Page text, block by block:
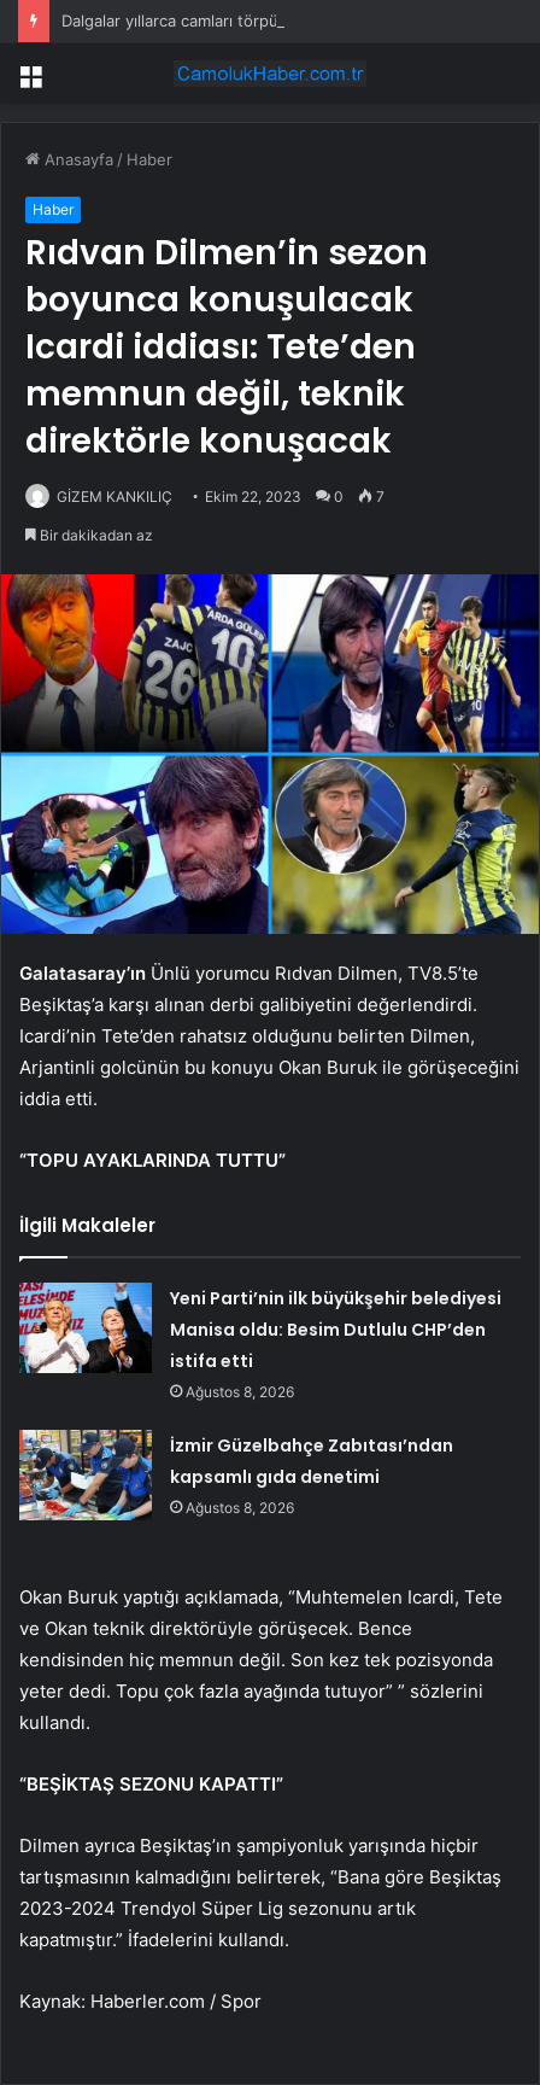
Menü
Anasayfa / Haber
Haber
Rıdvan Dilmen’in sezon
boyunca konuşulacak
Icardi iddiası: Tete’den
memnun değil, teknik
direktörle konuşacak
GİZEM KANKILIÇ Ekim 22, 2023 0 7
Bir dakikadan az
Galatasaray’ın Ünlü yorumcu Rıdvan Dilmen, TV8.5’te
Beşiktaş’a karşı alınan derbi galibiyetini değerlendirdi.
Icardi’nin Tete’den rahatsız olduğunu belirten Dilmen,
Arjantinli golcünün bu konuyu Okan Buruk ile görüşeceğini
iddia etti.
“TOPU AYAKLARINDA TUTTU”
İlgili Makaleler
Yeni Parti’nin ilk büyükşehir belediyesi
Manisa oldu: Besim Dutlulu CHP’den
istifa etti
Ağustos 8, 2026
İzmir Güzelbahçe Zabıtası’ndan
kapsamlı gıda denetimi
Ağustos 8, 2026
Okan Buruk yaptığı açıklamada, “Muhtemelen Icardi, Tete
ve Okan teknik direktörüyle görüşecek. Bence
kendisinden hiç memnun değil. Son kez tek pozisyonda
yeter dedi. Topu çok fazla ayağında tutuyor” ” sözlerini
kullandı.
“BEŞİKTAŞ SEZONU KAPATTI”
Dilmen ayrıca Beşiktaş’ın şampiyonluk yarışında hiçbir
tartışmasının kalmadığını belirterek, “Bana göre Beşiktaş
2023-2024 Trendyol Süper Lig sezonunu artık
kapatmıştır.” İfadelerini kullandı.
Kaynak: Haberler.com / Spor